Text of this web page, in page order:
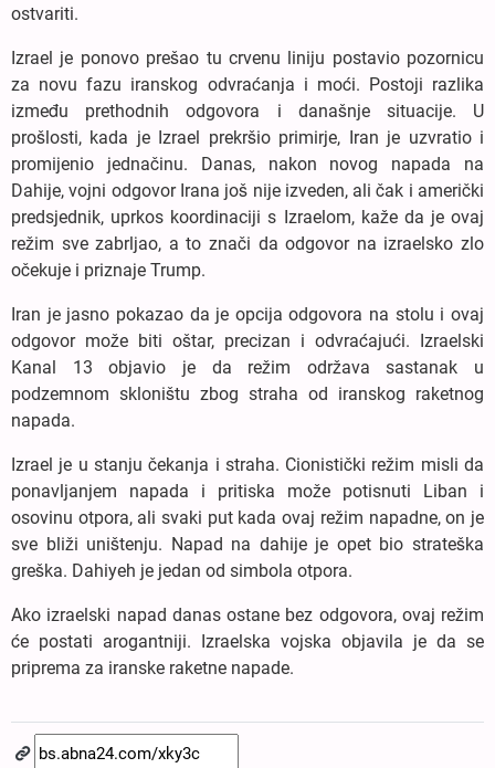
ostvariti.
Izrael je ponovo prešao tu crvenu liniju postavio pozornicu
za novu fazu iranskog odvraćanja i moći. Postoji razlika
između prethodnih odgovora i današnje situacije. U
prošlosti, kada je Izrael prekršio primirje, Iran je uzvratio i
promijenio jednačinu. Danas, nakon novog napada na
Dahije, vojni odgovor Irana još nije izveden, ali čak i američki
predsjednik, uprkos koordinaciji s Izraelom, kaže da je ovaj
režim sve zabrljao, a to znači da odgovor na izraelsko zlo
očekuje i priznaje Trump.
Iran je jasno pokazao da je opcija odgovora na stolu i ovaj
odgovor može biti oštar, precizan i odvraćajući. Izraelski
Kanal 13 objavio je da režim održava sastanak u
podzemnom skloništu zbog straha od iranskog raketnog
napada.
Izrael je u stanju čekanja i straha. Cionistički režim misli da
ponavljanjem napada i pritiska može potisnuti Liban i
osovinu otpora, ali svaki put kada ovaj režim napadne, on je
sve bliži uništenju. Napad na dahije je opet bio strateška
greška. Dahiyeh je jedan od simbola otpora.
Ako izraelski napad danas ostane bez odgovora, ovaj režim
će postati arogantniji. Izraelska vojska objavila je da se
priprema za iranske raketne napade.